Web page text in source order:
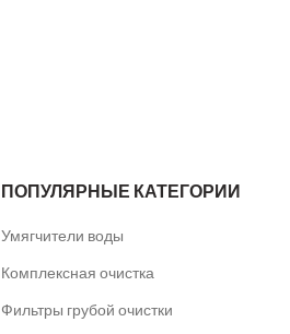
ПОПУЛЯРНЫЕ КАТЕГОРИИ
Умягчители воды
Комплексная очистка
Фильтры грубой очистки